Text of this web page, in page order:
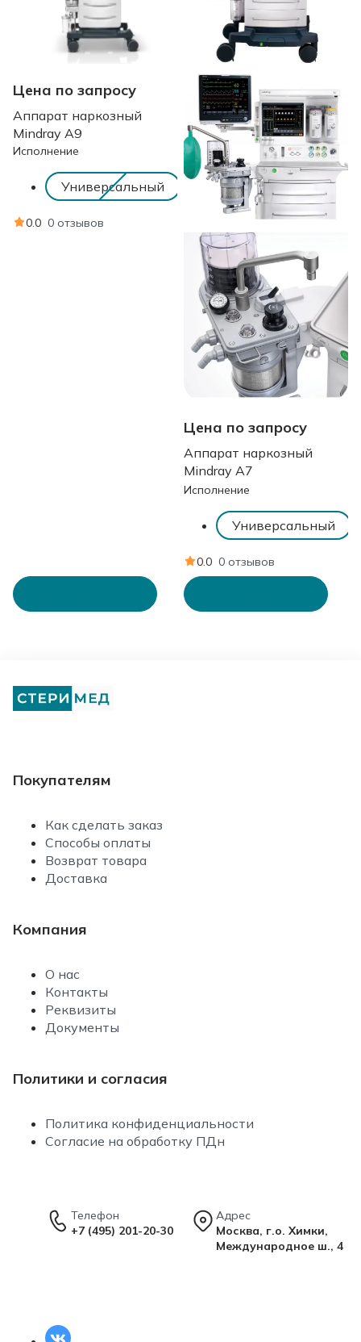
Цена по запросу
Аппарат наркозный
Mindray A9
Исполнение
Универсальный
0.0 0 отзывов
Цена по запросу
Аппарат наркозный
Mindray A7
Исполнение
Универсальный
0.0 0 отзывов
Покупателям
Как сделать заказ
Способы оплаты
Возврат товара
Доставка
Компания
О нас
Контакты
Реквизиты
Документы
Политики и согласия
Политика конфиденциальности
Согласие на обработку ПДн
Телефон
+7 (495) 201-20-30
Адрес
Москва, г.о. Химки,
Международное ш., 4